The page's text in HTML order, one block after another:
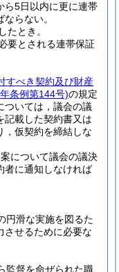
ら5日以内に更に連帯
らない。
たとき。
要とされる連帯保証
すべき契約及び財産
条例第144号)の規定
ついては，議会の議
記載した契約書又は
，仮契約を締結しな
について議会の議決
者に通知しなければ
円滑な実施を図るた
させるために必要な
監督を命ぜられた職